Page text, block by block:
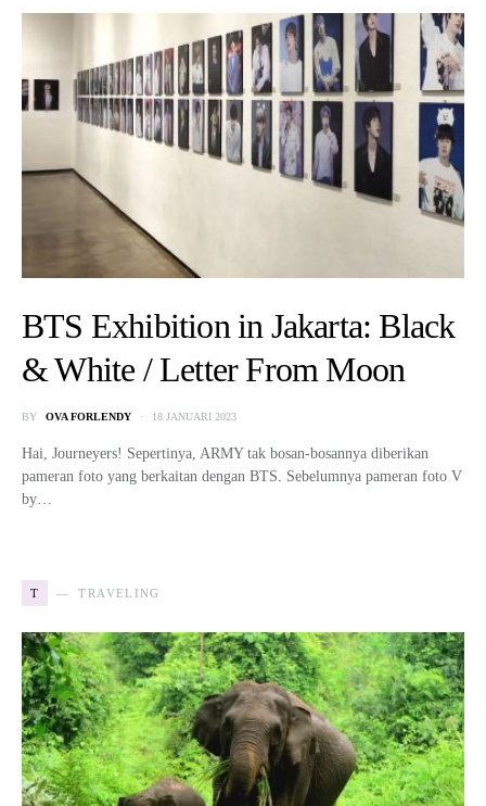
BTS Exhibition in Jakarta: Black
& White / Letter From Moon
BY OVA FORLENDY 18 JANUARI 2023
Hai, Journeyers! Sepertinya, ARMY tak bosan-bosannya diberikan
pameran foto yang berkaitan dengan BTS. Sebelumnya pameran foto V
by…
T TRAVELING